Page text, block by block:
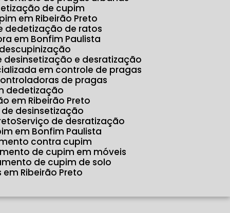
de cupim
em Ribeirão Preto
dedetização de ratos
em Bonfim Paulista
desinsetização e desratização
em controle de pragas
de pragas
dedetização
em Ribeirão Preto
de desinsetização
Serviço de desratização
em Bonfim Paulista
contra cupim
de cupim em móveis
de cupim de solo
Ribeirão Preto